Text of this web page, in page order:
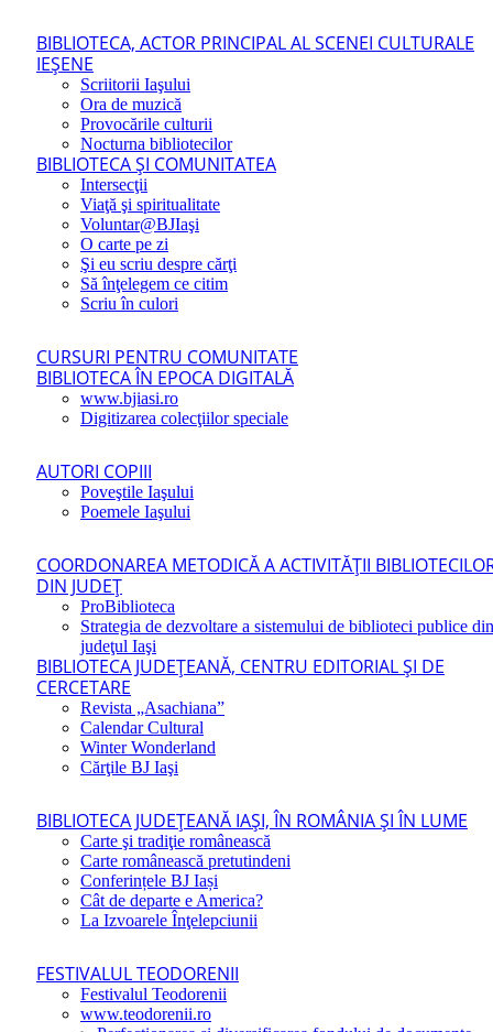
BIBLIOTECA, ACTOR PRINCIPAL AL SCENEI CULTURALE
IEŞENE
Scriitorii Iaşului
Ora de muzică
Provocările culturii
Nocturna bibliotecilor
BIBLIOTECA ŞI COMUNITATEA
Intersecţii
Viaţă şi spiritualitate
Voluntar@BJIaşi
O carte pe zi
Şi eu scriu despre cărţi
Să înţelegem ce citim
Scriu în culori
CURSURI PENTRU COMUNITATE
BIBLIOTECA ÎN EPOCA DIGITALĂ
www.bjiasi.ro
Digitizarea colecţiilor speciale
AUTORI COPIII
Poveştile Iaşului
Poemele Iaşului
COORDONAREA METODICĂ A ACTIVITĂŢII
DIN JUDEŢ
ProBiblioteca
Strategia de dezvoltare a sistemului de biblioteci publice din
judeţul Iaşi
BIBLIOTECA JUDEŢEANĂ, CENTRU EDITORIAL ŞI DE
CERCETARE
Revista „Asachiana”
Calendar Cultural
Winter Wonderland
Cărţile BJ Iaşi
BIBLIOTECA JUDEŢEANĂ IAŞI, ÎN ROMÂNIA ŞI ÎN LUME
Carte şi tradiţie românească
Carte românească pretutindeni
Conferințele BJ Iași
Cât de departe e America?
La Izvoarele Înţelepciunii
FESTIVALUL TEODORENII
Festivalul Teodorenii
www.teodorenii.ro